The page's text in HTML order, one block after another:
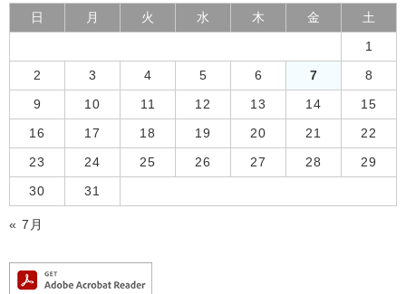
日 月 火 水 木 金 土
1
2 3 4 5 6 7 8
9 10 11 12 13 14 15
16 17 18 19 20 21 22
23 24 25 26 27 28 29
30 31
« 7月